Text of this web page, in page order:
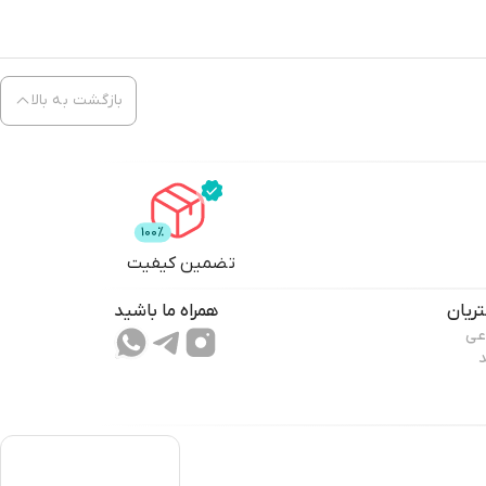
بازگشت به بالا
تضمین کیفیت
همراه ما باشید